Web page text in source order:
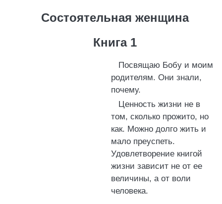
Состоятельная женщина
Книга 1
Посвящаю Бобу и моим
родителям. Они знали,
почему.
Ценность жизни не в
том, сколько прожито, но
как. Можно долго жить и
мало преуспеть.
Удовлетворение книгой
жизни зависит не от ее
величины, а от воли
человека.